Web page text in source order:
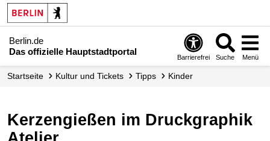
Berlin.de
Das offizielle Hauptstadtportal
Barrierefrei Suche Menü
Startseite Kultur und Tickets Tipps Kinder
Kerzengießen im Druckgraphik